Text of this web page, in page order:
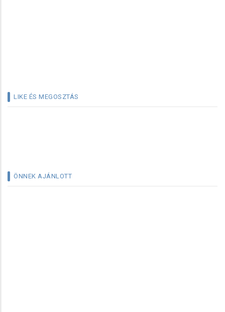
LIKE ÉS MEGOSZTÁS
ÖNNEK AJÁNLOTT